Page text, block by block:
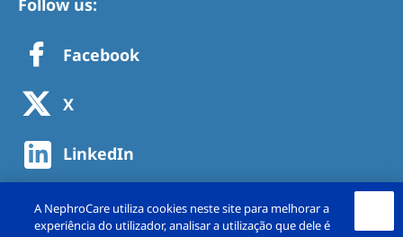
Facebook
X
LinkedIn
A NephroCare utiliza cookies neste site para melhorar a
experiência do utilizador, analisar a utilização que dele é